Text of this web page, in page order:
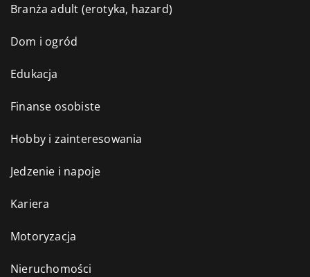
Branża adult (erotyka, hazard)
Dom i ogród
Edukacja
Finanse osobiste
Hobby i zainteresowania
Jedzenie i napoje
Kariera
Motoryzacja
Nieruchomości